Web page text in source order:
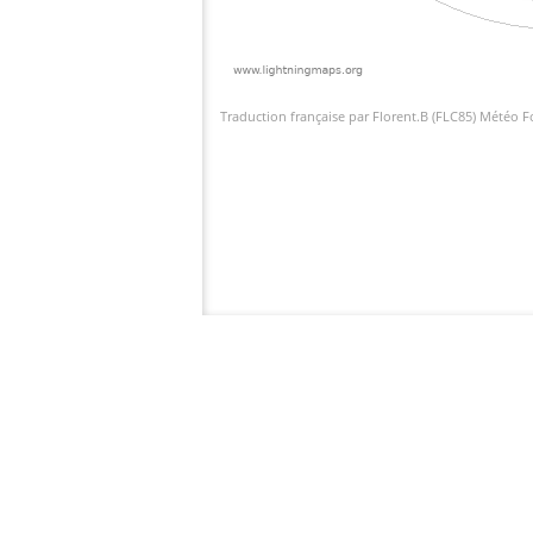
Traduction française par Florent.B (FLC85) Météo